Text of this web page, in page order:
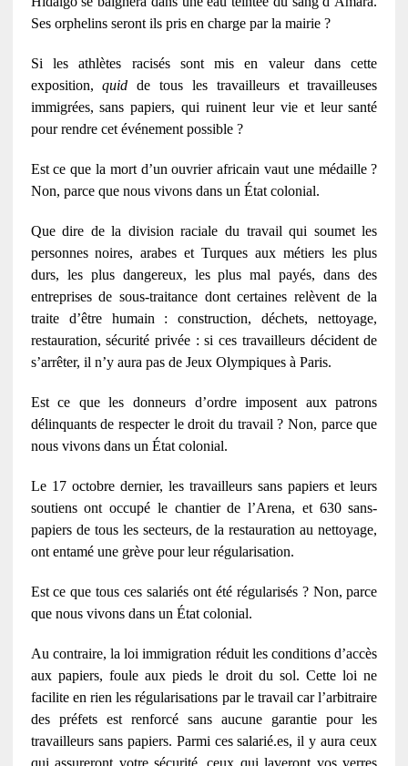
Ses orphelins seront ils pris en charge par la mairie ?
Si les athlètes racisés sont mis en valeur dans cette
exposition,quid de tous les travailleurs et travailleuses
immigrées, sans papiers, qui ruinent leur vie et leur santé
pour rendre cet événement possible ?
Est ce que la mort d’un ouvrier africain vaut une médaille ?
Non, parce que nous vivons dans un État colonial.
Que dire de la division raciale du travail qui soumet les
personnes noires, arabes et Turques aux métiers les plus
durs, les plus dangereux, les plus mal payés, dans des
entreprises de sous-traitance dont certaines relèvent de la
traite d’être humain : construction, déchets, nettoyage,
restauration, sécurité privée : si ces travailleurs décident de
s’arrêter, il n’y aura pas de Jeux Olympiques à Paris.
Est ce que les donneurs d’ordre imposent aux patrons
délinquants de respecter le droit du travail ? Non, parce que
nous vivons dans un État colonial.
Le 17 octobre dernier, les travailleurs sans papiers et leurs
soutiens ont occupé le chantier de l’Arena, et 630 sans-
papiers de tous les secteurs, de la restauration au nettoyage,
ont entamé une grève pour leur régularisation.
Est ce que tous ces salariés ont été régularisés ? Non, parce
que nous vivons dans un État colonial.
Au contraire, la loi immigration réduit les conditions d’accès
aux papiers, foule aux pieds le droit du sol. Cette loi ne
facilite en rien les régularisations par le travail car l’arbitraire
des préfets est renforcé sans aucune garantie pour les
travailleurs sans papiers. Parmi ces salarié.es, il y aura ceux